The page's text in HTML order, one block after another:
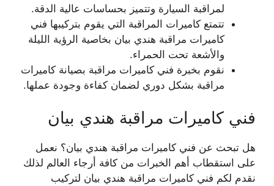
لمراقبة السيارة وتتميز بحساسات عالية الدقة.
تتمتع كاميرات المراقبة التي يقوم بتركيبها فني
كاميرات مراقبة هندي بيان بخاصية الرؤية الليلة
والأشعة تحت الحمراء.
نقوم بخبرة فني كاميرات مراقبة بصيانة كاميرات
مراقبة بشكل دوري لضمان كفاءة وجودة عملها.
فني كاميرات مراقبة هندي بيان
هل تبحث عن فني كاميرات مراقبة هندي بيان؟ نعمل
على استقطاب أهم الخبرات من كافة أرجاء العالم لذلك
نقدم لكم فني كاميرات مراقبة هندي بيان لتركيب